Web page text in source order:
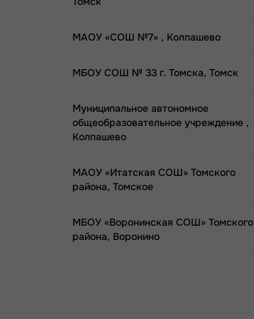
МАОУ «СОШ №7» , Колпашево
МБОУ СОШ № 33 г. Томска, Томск
Муниципальное автономное
общеобразовательное учреждение ,
Колпашево
МАОУ «Итатская СОШ» Томского
района, Томское
МБОУ «Воронинская СОШ» Томского
района, Воронино